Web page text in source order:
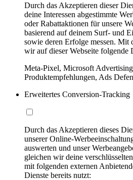
Durch das Akzeptieren dieser
deine Interessen abgestimmte
oder Rabattaktionen für unsere
basierend auf deinem Surf- und
sowie deren Erfolge messen. Mit
wir auf dieser Webseite folgende
Meta-Pixel, Microsoft
Produktempfehlungen, Ads
Erweitertes Conversion-Tracking
Durch das Akzeptieren dieses
unserer Online-
auswerten und unser
gleichen wir deine
mit folgenden externen
Dienste bereits nutzt: